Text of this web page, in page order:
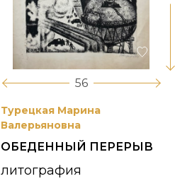
56
Турецкая Марина
Валерьяновна
ОБЕДЕННЫЙ ПЕРЕРЫВ
литография